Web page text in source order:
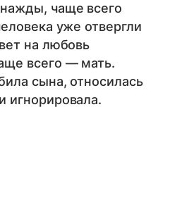
чаще всего
уже отвергли
на любовь
всего — мать.
сына, относилась
игнорировала.